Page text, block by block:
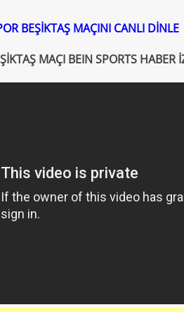
BEŞİKTAŞ MAÇINI CANLI DİNLE
MAÇI BEIN SPORTS HABER